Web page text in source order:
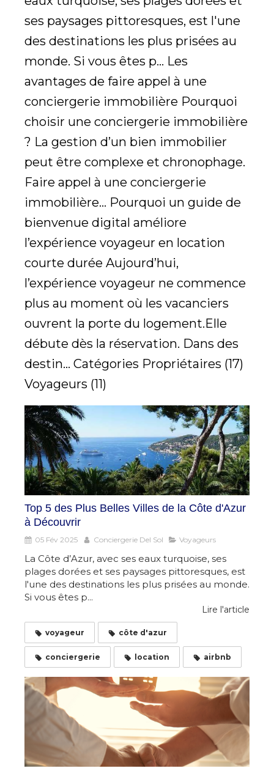
ses paysages pittoresques, est l'une
des destinations les plus prisées au
monde. Si vous êtes p... Les
avantages de faire appel à une
conciergerie immobilière Pourquoi
choisir une conciergerie immobilière
? La gestion d’un bien immobilier
peut être complexe et chronophage.
Faire appel à une conciergerie
immobilière... Pourquoi un guide de
bienvenue digital améliore
l’expérience voyageur en location
courte durée Aujourd’hui,
l’expérience voyageur ne commence
plus au moment où les vacanciers
ouvrent la porte du logement.Elle
débute dès la réservation. Dans des
destin... Catégories Propriétaires (17)
Voyageurs (11)
Top 5 des Plus Belles Villes de la Côte d'Azur
à Découvrir
05 Fév 2025 Conciergerie Del Sol Voyageurs
La Côte d’Azur, avec ses eaux turquoise, ses
plages dorées et ses paysages pittoresques, est
l'une des destinations les plus prisées au monde.
Si vous êtes p...
Lire l'article
voyageur côte d'azur
conciergerie location airbnb